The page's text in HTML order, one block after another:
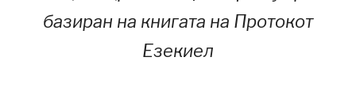
базиран на книгата на Протокот
Езекиел